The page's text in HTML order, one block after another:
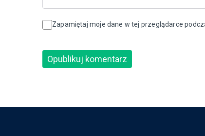
Zapamiętaj moje dane w tej przeglądarce